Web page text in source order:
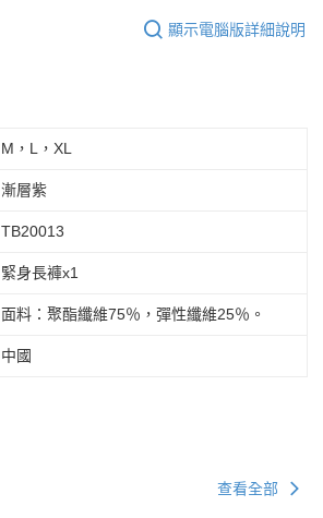
顯示電腦版詳細說明
M，L，XL
漸層紫
TB20013
緊身長褲x1
面料：聚酯纖維75％，彈性纖維25％。
中國
查看全部